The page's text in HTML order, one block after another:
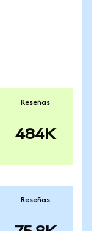
Reseñas
484K
Reseñas